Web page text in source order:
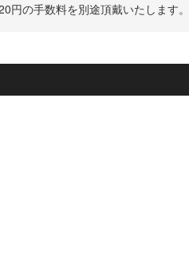
の手数料を別途頂戴いたします。